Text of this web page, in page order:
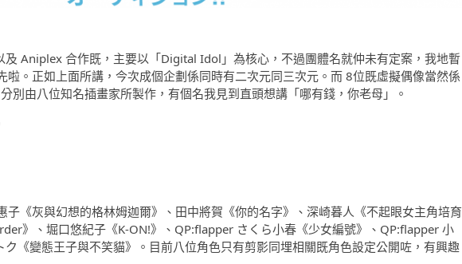
Aniplex 合作既，主要以「Digital Idol」為核心，不過團體名就仲未有定案，我地暫
啦。正如上面所講，今次成個企劃係同時有二次元同三次元。而 8位既虛擬偶像當然係
別由八位知名插畫家所製作，有個名我見到直頭想講「哪有錢，你老母」。
子《灰與幻想的格林姆迦爾》、田中將賀《你的名字》、深崎暮人《不起眼女主角培育
》、堀口悠紀子《K-ON!》、QP:flapper さくら小春《少女編號》、QP:flapper 小
《變態王子與不笑貓》。目前八位角色只有剪影同埋相關既角色設定公開咗，有興趣